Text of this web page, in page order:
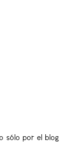
sólo por el blog